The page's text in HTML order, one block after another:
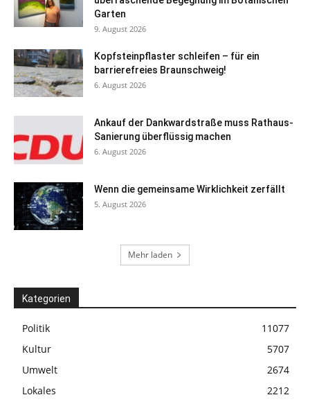
Garten
9. August 2026
Kopfsteinpflaster schleifen – für ein
barrierefreies Braunschweig!
6. August 2026
Ankauf der Dankwardstraße muss Rathaus-
Sanierung überflüssig machen
6. August 2026
Wenn die gemeinsame Wirklichkeit zerfällt
5. August 2026
Mehr laden
Kategorien
Politik
11077
Kultur
5707
Umwelt
2674
Lokales
2212